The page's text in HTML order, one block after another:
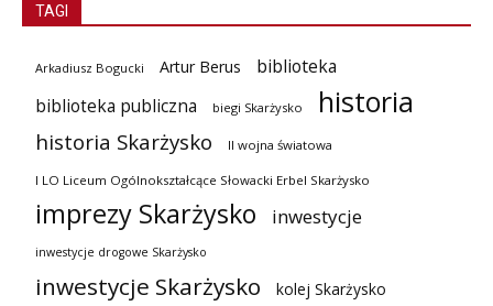
TAGI
Arkadiusz Bogucki Artur Berus
biblioteka
biblioteka publiczna
biegi Skarżysko historia
historia Skarżysko II wojna światowa
I LO Liceum Ogólnokształcące Słowacki Erbel Skarżysko
imprezy Skarżysko inwestycje
inwestycje drogowe Skarżysko
inwestycje Skarżysko kolej Skarżysko